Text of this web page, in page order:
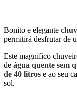
Bonito e elegante
permitirá desfrutar de
Este magnífico
de água quente sem
de 40 litros e ao seu
sol.